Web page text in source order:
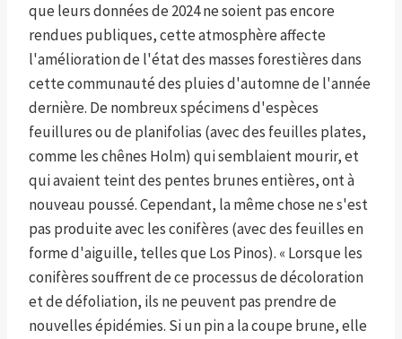
que leurs données de 2024 ne soient pas encore
rendues publiques, cette atmosphère affecte
l'amélioration de l'état des masses forestières dans
cette communauté des pluies d'automne de l'année
dernière. De nombreux spécimens d'espèces
feuillures ou de planifolias (avec des feuilles plates,
comme les chênes Holm) qui semblaient mourir, et
qui avaient teint des pentes brunes entières, ont à
nouveau poussé. Cependant, la même chose ne s'est
pas produite avec les conifères (avec des feuilles en
forme d'aiguille, telles que Los Pinos). « Lorsque les
conifères souffrent de ce processus de décoloration
et de défoliation, ils ne peuvent pas prendre de
nouvelles épidémies. Si un pin a la coupe brune, elle